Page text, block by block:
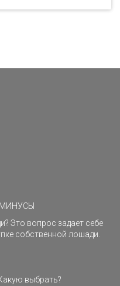
Это вопрос задает себе
собственной лошади.
выбрать?